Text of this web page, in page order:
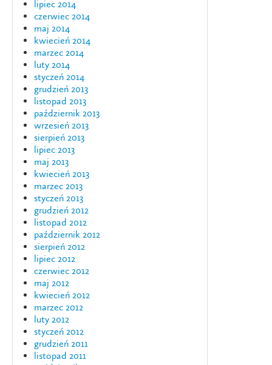
lipiec 2014
czerwiec 2014
maj 2014
kwiecień 2014
marzec 2014
luty 2014
styczeń 2014
grudzień 2013
listopad 2013
październik 2013
wrzesień 2013
sierpień 2013
lipiec 2013
maj 2013
kwiecień 2013
marzec 2013
styczeń 2013
grudzień 2012
listopad 2012
październik 2012
sierpień 2012
lipiec 2012
czerwiec 2012
maj 2012
kwiecień 2012
marzec 2012
luty 2012
styczeń 2012
grudzień 2011
listopad 2011